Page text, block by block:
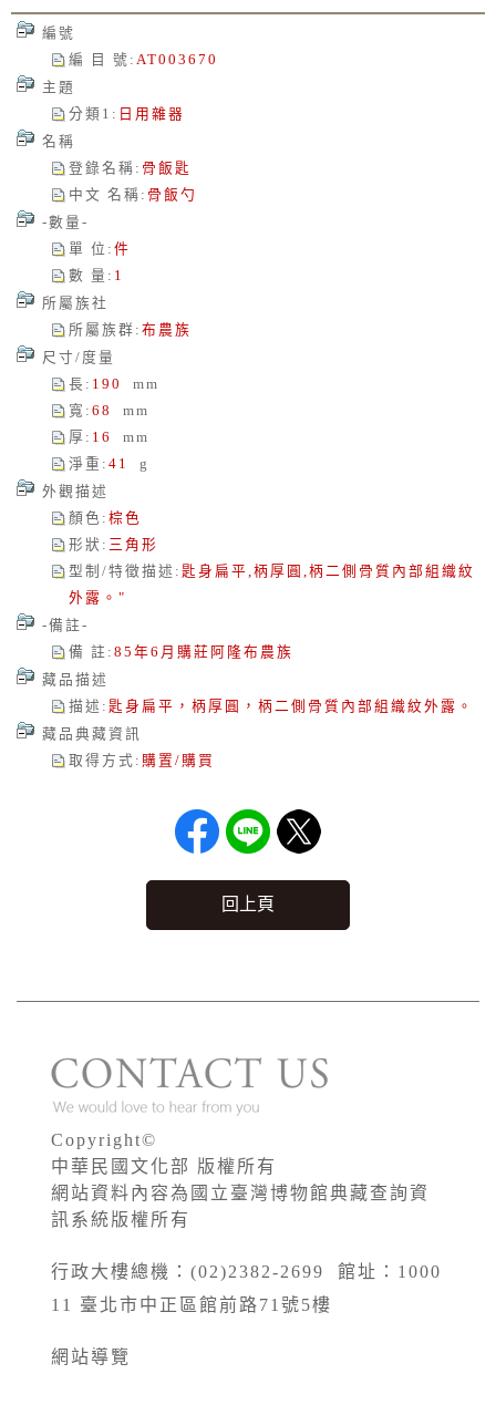
編號
編 目 號 : AT003670
主題
分類1 : 日用雜器
名稱
登錄名稱 : 骨飯匙
中文 名稱 : 骨飯勺
-數量-
單 位 : 件
數 量 : 1
所屬族社
所屬族群 : 布農族
尺寸/度量
長 : 190
mm
寬 : 68
mm
厚 : 16
mm
淨重 : 41
g
外觀描述
顏色 : 棕色
形狀 : 三角形
型制/特徵描述 : 匙身扁平,柄厚圓,柄二側骨質內部組織紋
外露。"
-備註-
備 註 : 85年6月購莊阿隆布農族
藏品描述
描述 : 匙身扁平，柄厚圓，柄二側骨質內部組織紋外露。
藏品典藏資訊
取得方式 : 購置/購買
回上頁
Copyright©
中華民國文化部 版權所有
網站資料內容為國立臺灣博物館典藏查詢資
訊系統版權所有
行政大樓總機：(02)2382-2699 館址：1000
11 臺北市中正區館前路71號5樓
網站導覽